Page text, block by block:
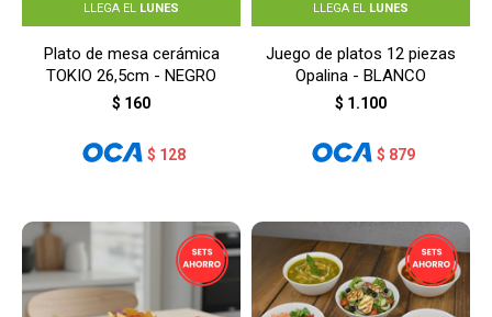
LLEGA EL LUNES
Plato de mesa cerámica
TOKIO 26,5cm - NEGRO
$ 160
$ 128
LLEGA EL LUNES
Juego de platos 12 piezas
Opalina - BLANCO
$ 1.100
$ 879